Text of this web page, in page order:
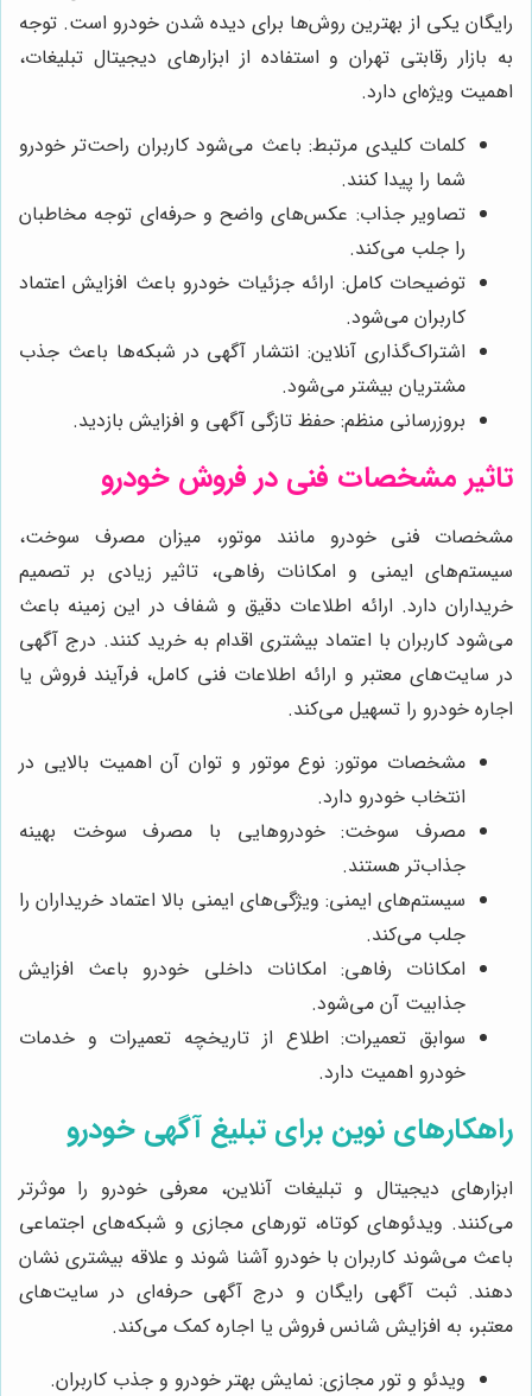
رایگان یکی از بهترین روش‌ها برای دیده شدن خودرو است. توجه
به بازار رقابتی تهران و استفاده از ابزارهای دیجیتال تبلیغات،
اهمیت ویژه‌ای دارد.
کلمات کلیدی مرتبط: باعث می‌شود کاربران راحت‌تر خودرو
شما را پیدا کنند.
تصاویر جذاب: عکس‌های واضح و حرفه‌ای توجه مخاطبان
را جلب می‌کند.
توضیحات کامل: ارائه جزئیات خودرو باعث افزایش اعتماد
کاربران می‌شود.
اشتراک‌گذاری آنلاین: انتشار آگهی در شبکه‌ها باعث جذب
مشتریان بیشتر می‌شود.
بروزرسانی منظم: حفظ تازگی آگهی و افزایش بازدید.
تاثیر مشخصات فنی در فروش خودرو
مشخصات فنی خودرو مانند موتور، میزان مصرف سوخت،
سیستم‌های ایمنی و امکانات رفاهی، تاثیر زیادی بر تصمیم
خریداران دارد. ارائه اطلاعات دقیق و شفاف در این زمینه باعث
می‌شود کاربران با اعتماد بیشتری اقدام به خرید کنند. درج آگهی
در سایت‌های معتبر و ارائه اطلاعات فنی کامل، فرآیند فروش یا
اجاره خودرو را تسهیل می‌کند.
مشخصات موتور: نوع موتور و توان آن اهمیت بالایی در
انتخاب خودرو دارد.
مصرف سوخت: خودروهایی با مصرف سوخت بهینه
جذاب‌تر هستند.
سیستم‌های ایمنی: ویژگی‌های ایمنی بالا اعتماد خریداران را
جلب می‌کند.
امکانات رفاهی: امکانات داخلی خودرو باعث افزایش
جذابیت آن می‌شود.
سوابق تعمیرات: اطلاع از تاریخچه تعمیرات و خدمات
خودرو اهمیت دارد.
راهکارهای نوین برای تبلیغ آگهی خودرو
ابزارهای دیجیتال و تبلیغات آنلاین، معرفی خودرو را موثرتر
می‌کنند. ویدئوهای کوتاه، تورهای مجازی و شبکه‌های اجتماعی
باعث می‌شوند کاربران با خودرو آشنا شوند و علاقه بیشتری نشان
دهند. ثبت آگهی رایگان و درج آگهی حرفه‌ای در سایت‌های
معتبر، به افزایش شانس فروش یا اجاره کمک می‌کند.
ویدئو و تور مجازی: نمایش بهتر خودرو و جذب کاربران.